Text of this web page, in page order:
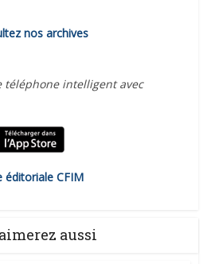
nos archives
téléphone intelligent avec
éditoriale CFIM
aussi